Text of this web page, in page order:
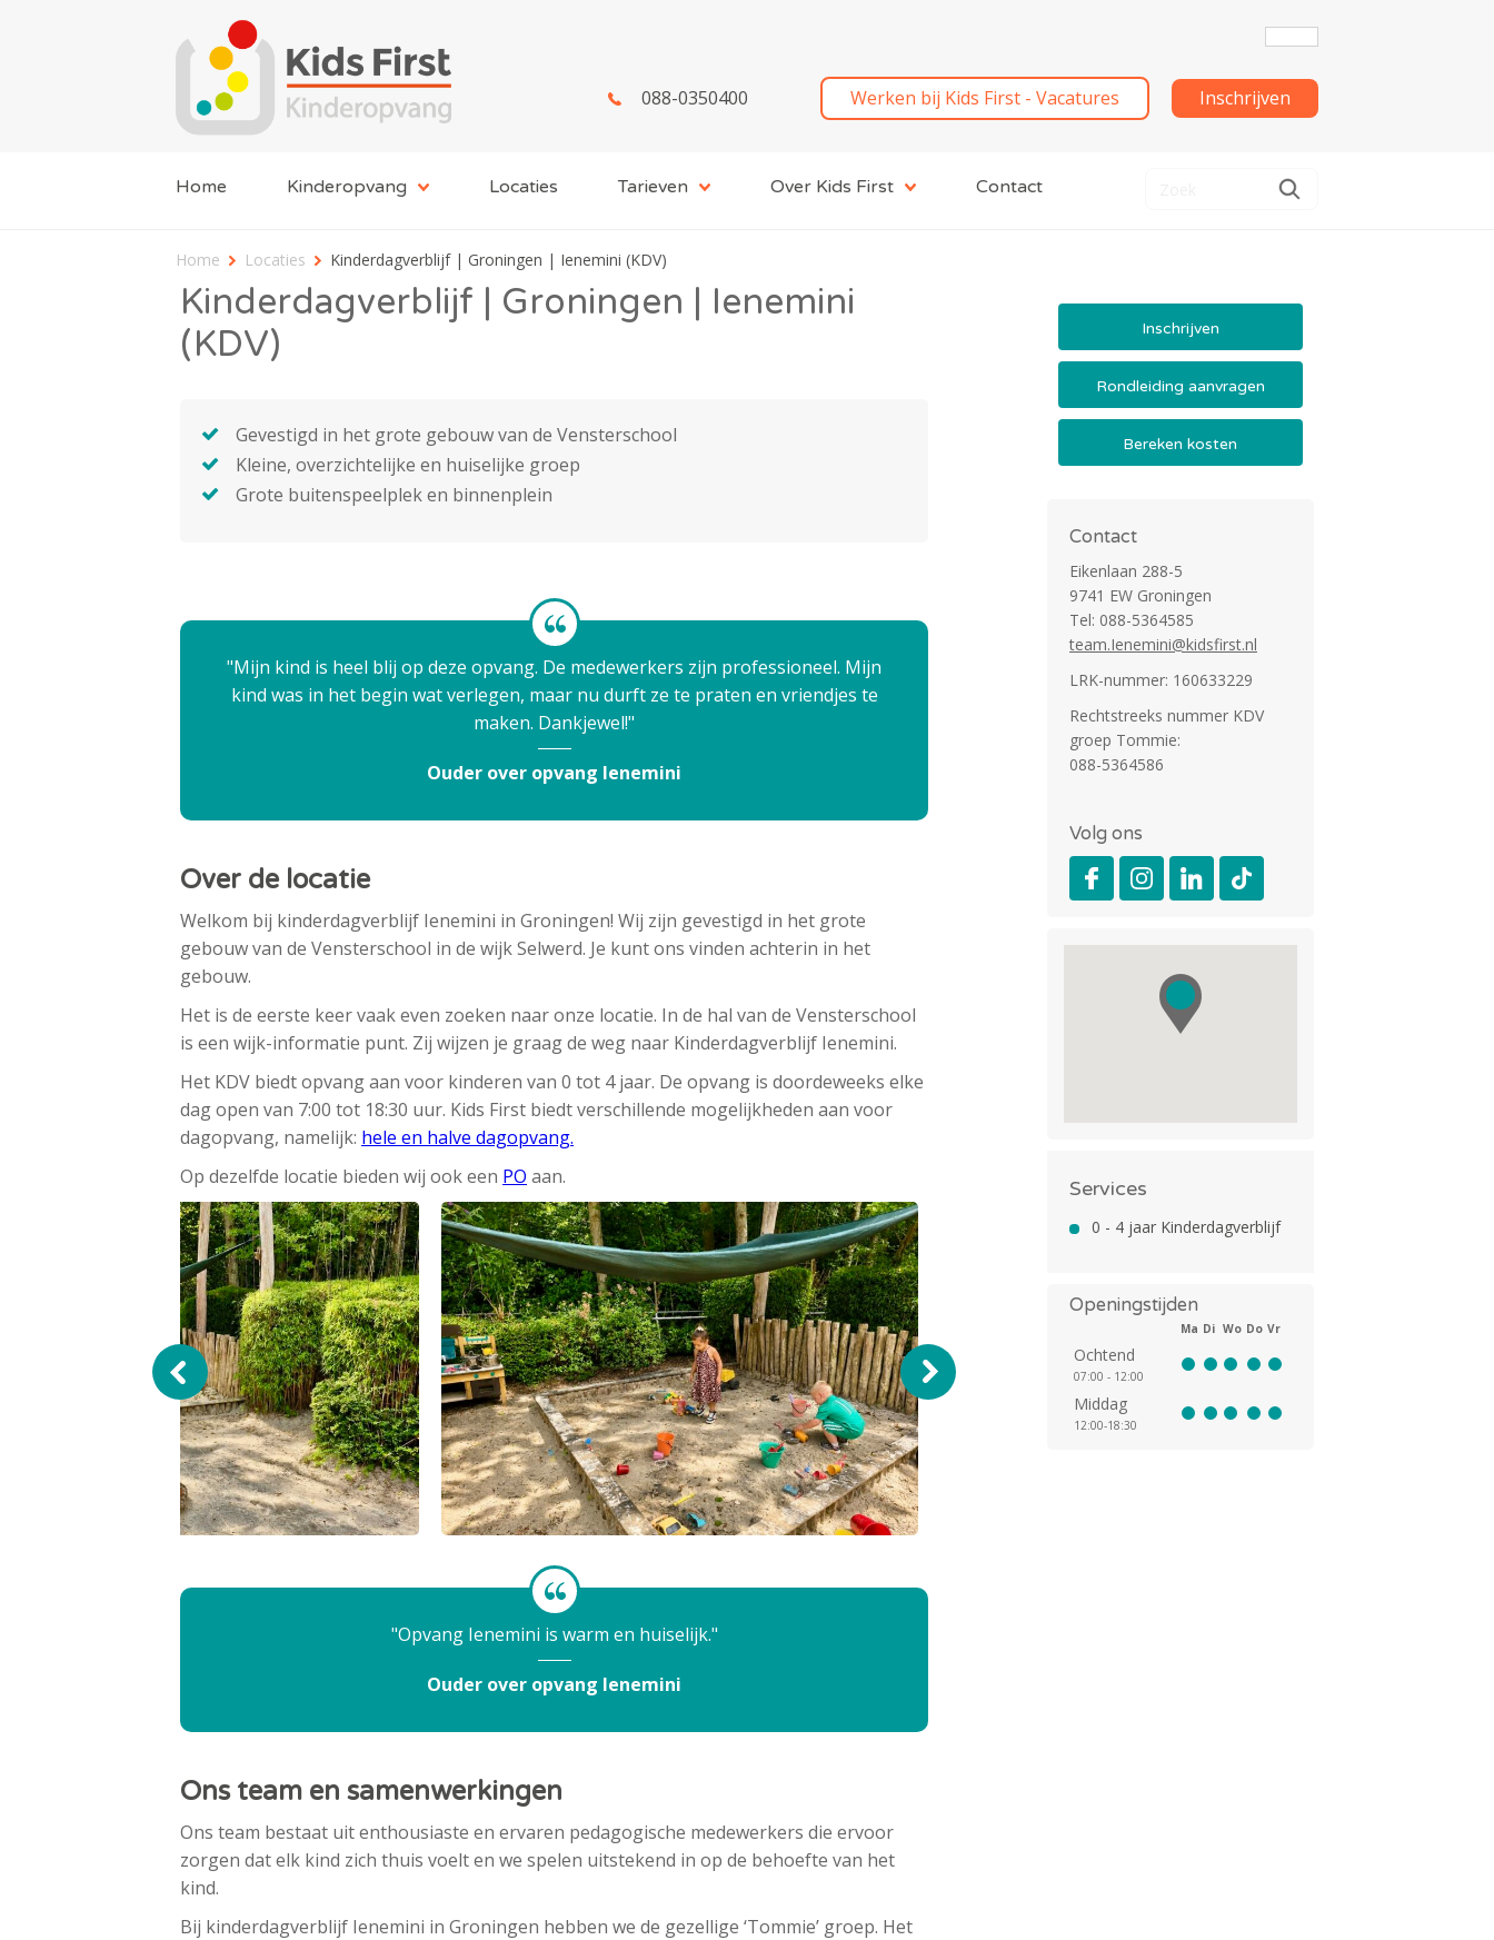
088-0350400 Werken bij Kids First - Vacatures Inschrijven
Home Kinderopvang Locaties Tarieven Over Kids First Contact
Home Locaties Kinderdagverblijf | Groningen | Ienemini (KDV)
Kinderdagverblijf | Groningen | Ienemini
(KDV)
Gevestigd in het grote gebouw van de Vensterschool
Kleine, overzichtelijke en huiselijke groep
Grote buitenspeelplek en binnenplein
Mijn kind is heel blij op deze opvang. De medewerkers zijn professioneel. Mijn
kind was in het begin wat verlegen, maar nu durft ze te praten en vriendjes te
maken. Dankjewel!
Ouder over opvang Ienemini
Over de locatie
Welkom bij kinderdagverblijf Ienemini in Groningen! Wij zijn gevestigd in het grote
gebouw van de Vensterschool in de wijk Selwerd. Je kunt ons vinden achterin in het
gebouw.
Het is de eerste keer vaak even zoeken naar onze locatie. In de hal van de Vensterschool
is een wijk-informatie punt. Zij wijzen je graag de weg naar Kinderdagverblijf Ienemini.
Het KDV biedt opvang aan voor kinderen van 0 tot 4 jaar. De opvang is doordeweeks elke
dag open van 7:00 tot 18:30 uur. Kids First biedt verschillende mogelijkheden aan voor
dagopvang, namelijk: hele en halve dagopvang.
Op dezelfde locatie bieden wij ook een PO aan.
Opvang Ienemini is warm en huiselijk.
Ouder over opvang Ienemini
Ons team en samenwerkingen
Ons team bestaat uit enthousiaste en ervaren pedagogische medewerkers die ervoor
zorgen dat elk kind zich thuis voelt en we spelen uitstekend in op de behoefte van het
kind.
Bij kinderdagverblijf Ienemini in Groningen hebben we de gezellige ‘Tommie’ groep. Het
Inschrijven
Rondleiding aanvragen
Bereken kosten
Contact
Eikenlaan 288-5
9741 EW Groningen
Tel: 088-5364585
team.Ienemini@kidsfirst.nl
LRK-nummer: 160633229
Rechtstreeks nummer KDV
groep Tommie:
088-5364586
Volg ons
Services
0 - 4 jaar Kinderdagverblijf
Openingstijden
Ma Di Wo Do Vr
Ochtend
07:00 - 12:00
Middag
12:00-18:30